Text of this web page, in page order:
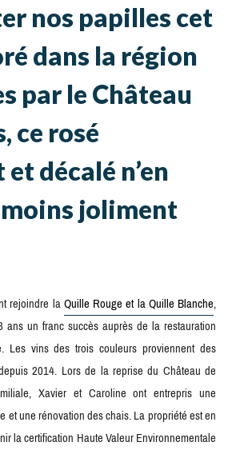
nos papilles cet
dans la région
par le Château
ce rosé
décalé n’en
joliment
rejoindre laQuille Rouge et la Quille Blanche,
un franc succès auprès de la restauration
Les vins des trois couleurs proviennent des
2014. Lors de la reprise du Château de
Xavier et Caroline ont entrepris une
et une rénovation des chais. La propriété est en
la certification Haute Valeur Environnementale